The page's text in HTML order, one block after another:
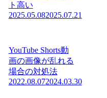
ト高い
2025.05.082025.07.21
YouTube Shorts動
画の画像が乱れる
場合の対処法
2022.08.072024.03.30